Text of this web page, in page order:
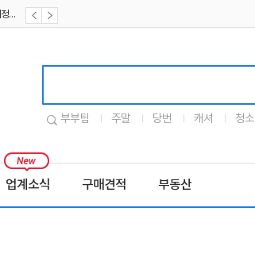
[공지] [호텔업] 개인정보 처리방침 개정본1 (19.09.02)
부부팀 주말 당번 캐셔 청소
업계소식 구매견적 부동산